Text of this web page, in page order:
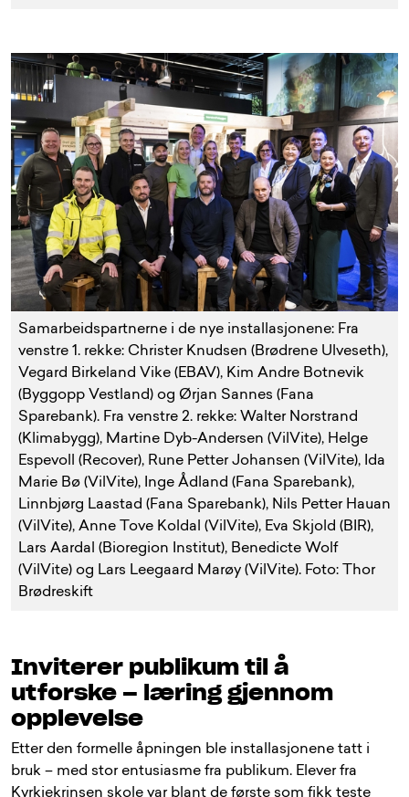
Samarbeidspartnerne i de nye installasjonene: Fra
venstre 1. rekke: Christer Knudsen (Brødrene Ulveseth),
Vegard Birkeland Vike (EBAV), Kim Andre Botnevik
(Byggopp Vestland) og Ørjan Sannes (Fana
Sparebank). Fra venstre 2. rekke: Walter Norstrand
(Klimabygg), Martine Dyb-Andersen (VilVite), Helge
Espevoll (Recover), Rune Petter Johansen (VilVite), Ida
Marie Bø (VilVite), Inge Ådland (Fana Sparebank),
Linnbjørg Laastad (Fana Sparebank), Nils Petter Hauan
(VilVite), Anne Tove Koldal (VilVite), Eva Skjold (BIR),
Lars Aardal (Bioregion Institut), Benedicte Wolf
(VilVite) og Lars Leegaard Marøy (VilVite). Foto: Thor
Brødreskift
Inviterer publikum til å
utforske – læring gjennom
opplevelse
Etter den formelle åpningen ble installasjonene tatt i
bruk – med stor entusiasme fra publikum. Elever fra
Kyrkjekrinsen skole var blant de første som fikk teste